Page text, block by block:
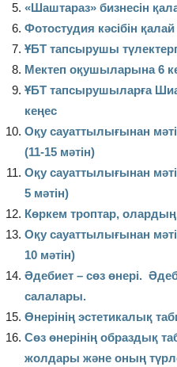
«Шаштараз» бизнесін
Фотостудия кәсібін
ҰБТ тапсырушы
Мектеп оқушыларына 6
ҰБТ тапсырушыларға
кеңес
Оқу сауаттылығынан
(11-15 мәтін)
Оқу сауаттылығынан
5 мәтін)
Көркем троптар, олардың
Оқу сауаттылығынан
10 мәтін)
Әдебиет – сөз өнері.
салалары.
Өнерінің эстетикалық
Сөз өнерінің образдық
жолдары және оның